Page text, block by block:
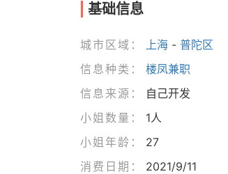
基础信息
城市区域： 上海- 普陀区
信息种类：
楼凤兼职
信息来源：
自己开发
小姐数量：
1人
小姐年龄：
27
消费日期：
2021/9/11